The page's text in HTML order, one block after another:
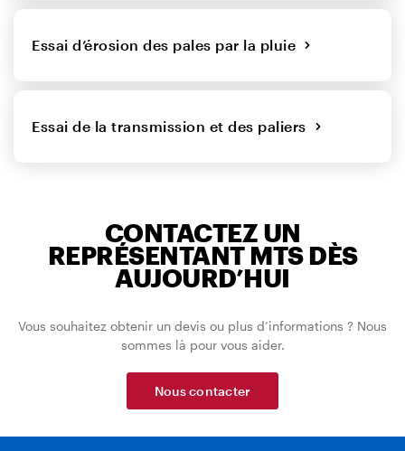
Essai d’érosion des pales par la pluie
Essai de la transmission et des paliers
CONTACTEZ UN
REPRÉSENTANT MTS DÈS
AUJOURD’HUI
Vous souhaitez obtenir un devis ou plus d’informations ? Nous
sommes là pour vous aider.
Nous contacter